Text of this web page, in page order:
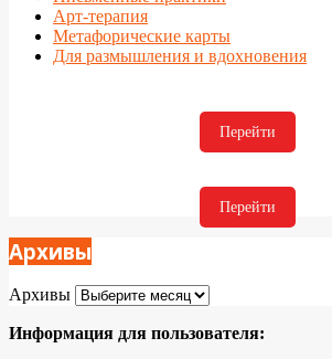
Арт-терапия
Метафорические карты
Для размышления и вдохновения
Перейти
Перейти
Архивы
Архивы
Информация для пользователя: